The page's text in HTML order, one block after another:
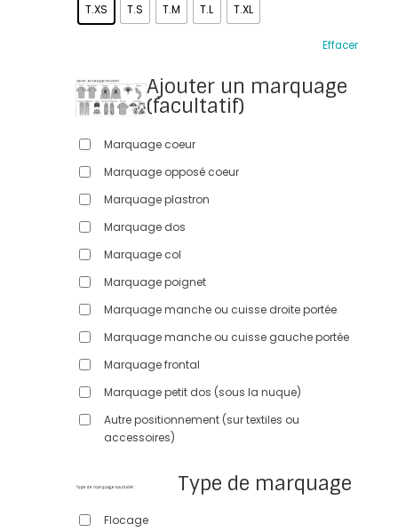
T.XS T.S T.M T.L T.XL
Effacer
Ajouter un marquage
(facultatif)
Marquage coeur
Marquage opposé coeur
Marquage plastron
Marquage dos
Marquage col
Marquage poignet
Marquage manche ou cuisse droite portée
Marquage manche ou cuisse gauche portée
Marquage frontal
Marquage petit dos (sous la nuque)
Autre positionnement (sur textiles ou
accessoires)
Type de marquage
Flocage